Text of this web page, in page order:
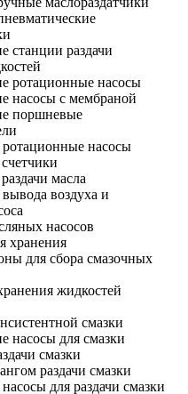
станции раздачи
ротационные насосы
насосы с мембраной
поршневые
ротационные насосы
масла
воздуха и
насосов
хранения
для сбора смазочных
жидкостей
смазки
насосы для смазки
смазки
раздачи смазки
для раздачи смазки